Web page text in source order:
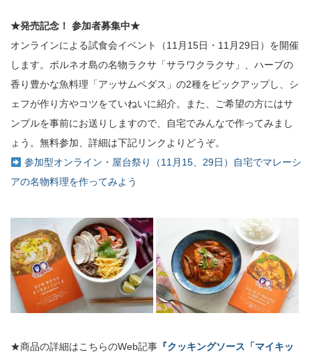
★発売記念！ 参加者募集中★
オンラインによる試食会イベント（11月15日・11月29日）を開催
します。ボルネオ島の名物ラクサ「サラワクラクサ」、ハーブの
香り豊かな魚料理「アッサムペダス」の2種をピックアップし、シ
ェフが作り方やコツをていねいに紹介。また、ご希望の方にはサ
ンプルを事前にお送りしますので、自宅でみんなで作ってみまし
ょう。無料参加、詳細は下記リンクよりどうぞ。
参加型オンライン・屋台祭り（11月15、29日）自宅でマレーシ
アの名物料理を作ってみよう
★商品の詳細はこちらのWeb記事 『クッキングソース「マイキッ